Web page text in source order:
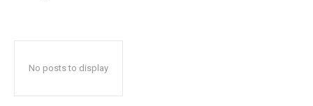
No posts to display